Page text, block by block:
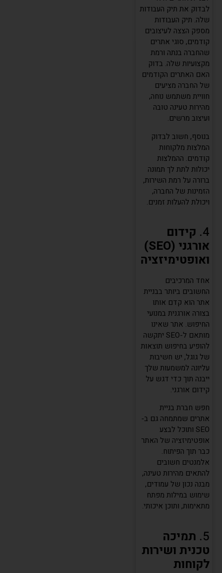
לבדוק את תיק העבודות
שלה. תיק העבודות
מספק הצצה לעיצובים
קודמים, סוגי אתרים
שהחברה בנתה ורמת
מקצועיות שלה. בדוק
האם האתרים הקודמים
של החברה מציעים
חוויית משתמש נוחה,
מהירות טעינה טובה
ועיצוב מרשים.
בנוסף, חשוב לבדוק
המלצות מלקוחות
קודמים. ההמלצות
יכולות לתת לך תמונה
ברורה על רמת השירות,
הזמינות של החברה,
ויכולת להעלות זמנים.
4. קידום
אורגני (SEO)
ואופטימיזציה
אחד המרכיבים
החשובים ביותר בבניית
אתר הוא קדם אותו
בצורה אורגנית במנועי
החיפוש. אתר שאינו
מותאם ל-SEO יתקשה
להופיע בחיפוש תוצאות
של גוגל, יש חשיבות
עליונה למשמעות שלך
ייבנה תוך כדי דגש על
קידום אורגני.
חפש חברת בניית
אתרים שמתמחה גם ב-
SEO ותוכל לבצע
אופטימיזציה של האתר
כבר תוך הפיתוח.
אלמנטים חשובים
להתאים מהירות טעינה,
מבנה נכון של עמודים,
שימוש במילות מפתח
מתאימות, ותוכן איכותי.
5. תמיכה
טכנית ושירות
לקוחות